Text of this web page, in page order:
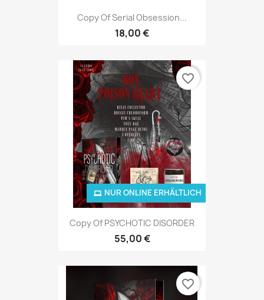
Copy Of Serial Obsession...
18,00 €
Copy Of PSYCHOTIC DISORDER
55,00 €
NUR ONLINE ERHÄLTLICH
favorite_border
favorite_border